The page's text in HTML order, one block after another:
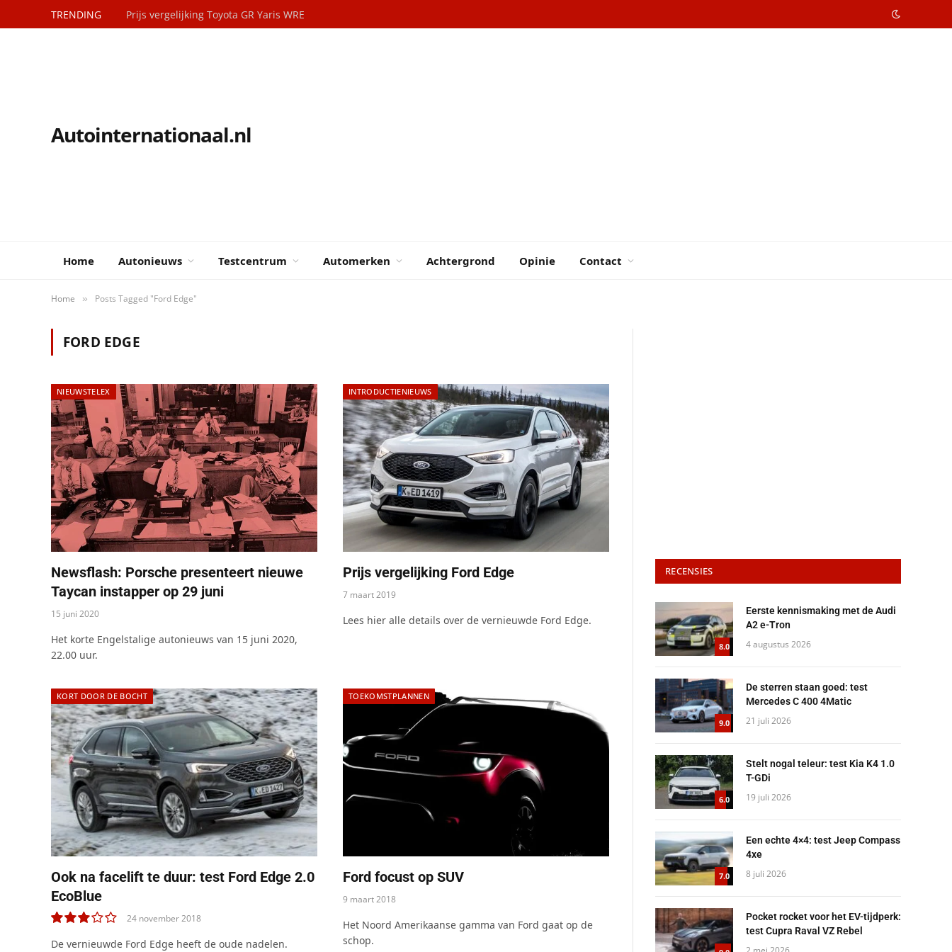
TRENDING Prijs vergelijking Toyota GR Yaris WRE
Autointernationaal.nl
Home Autonieuws Testcentrum Automerken Achtergrond Opinie Contact
Home » Posts Tagged "Ford Edge"
FORD EDGE
NIEUWSTELEX
Newsflash: Porsche presenteert nieuwe
Taycan instapper op 29 juni
15 juni 2020
Het korte Engelstalige autonieuws van 15 juni 2020,
22.00 uur.
INTRODUCTIENIEUWS
Prijs vergelijking Ford Edge
7 maart 2019
Lees hier alle details over de vernieuwde Ford Edge.
KORT DOOR DE BOCHT
Ook na facelift te duur: test Ford Edge 2.0
EcoBlue
6.0
24 november 2018
De vernieuwde Ford Edge heeft de oude nadelen.
TOEKOMSTPLANNEN
Ford focust op SUV
9 maart 2018
Het Noord Amerikaanse gamma van Ford gaat op de
schop.
RECENSIES
8.0
Eerste kennismaking met de Audi
A2 e-Tron
4 augustus 2026
9.0
De sterren staan goed: test
Mercedes C 400 4Matic
21 juli 2026
6.0
Stelt nogal teleur: test Kia K4 1.0
T-GDi
19 juli 2026
7.0
Een echte 4×4: test Jeep Compass
4xe
8 juli 2026
Pocket rocket voor het EV-tijdperk:
test Cupra Raval VZ Rebel